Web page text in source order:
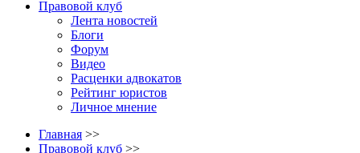
Правовой клуб
Лента новостей
Блоги
Форум
Видео
Расценки адвокатов
Рейтинг юристов
Личное мнение
Главная >>
Правовой клуб >>